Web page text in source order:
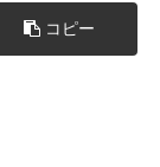
コピー